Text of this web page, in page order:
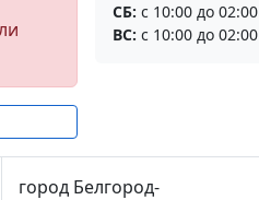
СБ: с 10:00 до 02:00
ВС: с 10:00 до 02:00
город Белгород-